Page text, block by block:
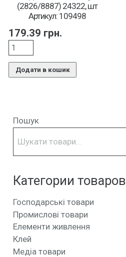
(2826/8887) 24322, шт
Артикул: 109498
179.39 грн.
Додати в кошик
Пошук
Категории товаров
Господарські товари
Промислові товари
Елементи живлення
Клей
Медіа товари